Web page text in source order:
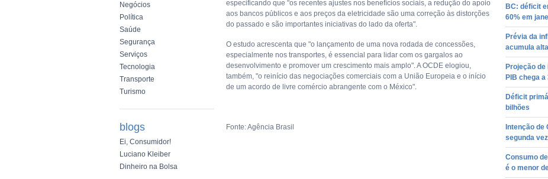
Negócios
Política
Saúde
Segurança
Serviços
Tecnologia
Transporte
Turismo
blogs
Ei, Consumidor!
Luciano Kleiber
Dinheiro na Bolsa
BC: déficit
60% em
Prévia da
acumula
Projeção
PIB chega
Déficit
bilhões
Intenção de
segunda
Consumo
é o menor
especificando que "os recentes ajustes nos benefícios sociais, a redução do apoio
aos bancos públicos e aos preços da eletricidade são uma correção às distorções
do passado e são importantes iniciativas do lado da oferta".
O estudo acrescenta que "o lançamento de uma nova rodada de concessões,
especialmente nos transportes, é essencial para lidar com os gargalos ao
desenvolvimento e promover um crescimento mais amplo". A OCDE elogiou,
também, "o reinício das negociações comerciais com a União Europeia e o início
de um acordo de livre comércio abrangente com o México".
Fonte: Agência Brasil